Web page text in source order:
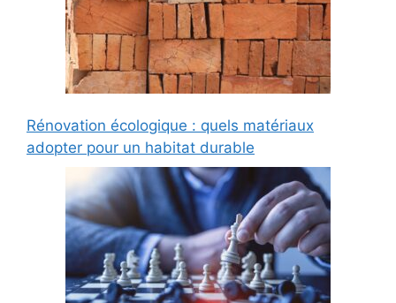
Rénovation écologique : quels matériaux
adopter pour un habitat durable